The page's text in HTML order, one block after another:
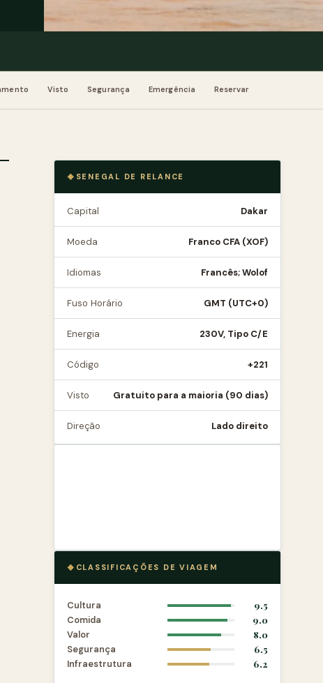
Visto Segurança Emergência Reservar
SENEGAL DE RELANCE
Capital Dakar
Moeda Franco CFA (XOF)
Idiomas Francês; Wolof
Fuso Horário GMT (UTC+0)
Energia 230V, Tipo C/E
Código +221
Visto Gratuito para a maioria (90 dias)
Direção Lado direito
CLASSIFICAÇÕES DE VIAGEM
Cultura
9.5
Comida
9.0
Valor
8.0
Segurança
6.5
Infraestrutura
6.2